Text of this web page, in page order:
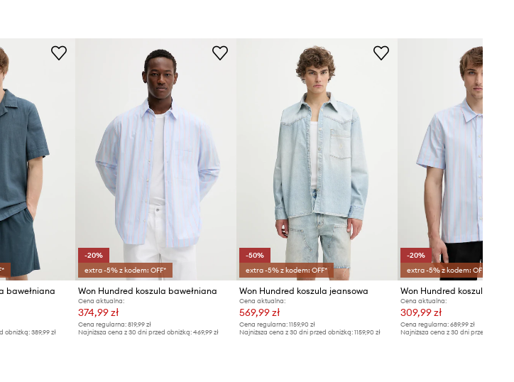
bawełniana
obniżką: 389,99 zł
-20%
extra -5% z kodem: OFF*
Won Hundred koszula bawełniana
Cena aktualna:
374,99 zł
Cena regularna: 819,99 zł
Najniższa cena z 30 dni przed obniżką: 469,99 zł
-50%
extra -5% z kodem: OFF*
Won Hundred koszula jeansowa
Cena aktualna:
569,99 zł
Cena regularna:1159,90 zł
Najniższa cena z 30 dni przed obniżką:1159,90 zł
-20%
extra -5% z kodem: OFF*
Won Hundred koszula
Cena aktualna:
309,99 zł
Cena regularna: 689,99 zł
Najniższa cena z 30 dni przed obniżką: